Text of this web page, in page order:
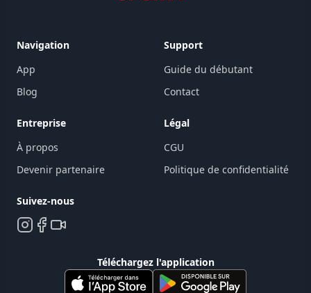
Navigation
App
Blog
Support
Guide du débutant
Contact
Entreprise
À propos
Devenir partenaire
Légal
CGU
Politique de confidentialité
Suivez-nous
Téléchargez l'application